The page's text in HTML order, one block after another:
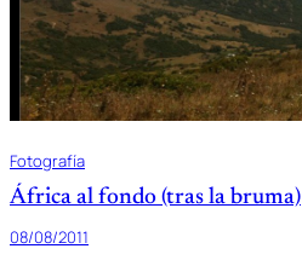
Fotografía
África al fondo (tras la bruma)
08/08/2011